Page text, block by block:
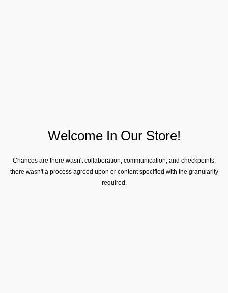
Welcome In Our Store!
Chances are there wasn't collaboration, communication, and checkpoints,
there wasn't a process agreed upon or content specified with the granularity
required.